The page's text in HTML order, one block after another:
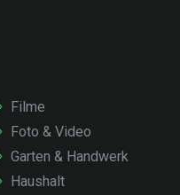
Filme
Foto & Video
Garten & Handwerk
Haushalt